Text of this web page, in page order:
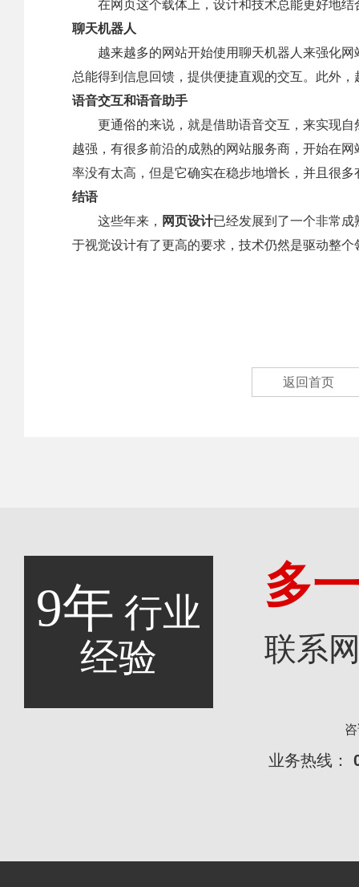
在网页这个载体上，设计和技术总能更好地
聊天机器人
越来越多的网站开始使用聊天机器人来强化
总能得到信息回馈，提供便捷直观的交互。此外
语音交互和语音助手
更通俗的来说，就是借助语音交互，来实现
越强，有很多前沿的成熟的网站服务商，开始在
率没有太高，但是它确实在稳步地增长，并且很
结语
这些年来， 网页设计已经发展到了一个非常
于视觉设计有了更高的要求，技术仍然是驱动整
返回首页
9年 行业
经验
多
联系
业务热线：